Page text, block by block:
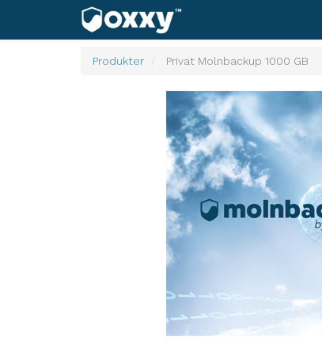
Produkter Privat Molnbackup 1000 GB